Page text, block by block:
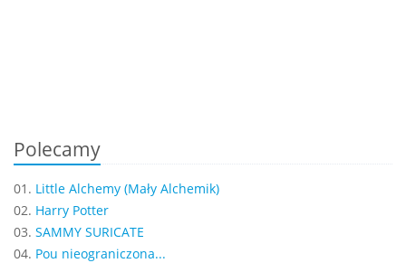
Polecamy
01. Little Alchemy (Mały Alchemik)
02. Harry Potter
03. SAMMY SURICATE
04. Pou nieograniczona...